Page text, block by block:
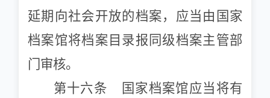
延期向社会开放的档案，应当由国家
档案馆将档案目录报同级档案主管部
门审核。
第十六条 国家档案馆应当将有